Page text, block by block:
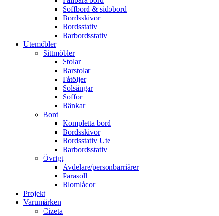
Soffbord & sidobord
Bordsskivor
Bordsstativ
Barbordsstativ
Utemöbler
Sittmöbler
Stolar
Barstolar
Fåtöljer
Solsängar
Soffor
Bänkar
Bord
Kompletta bord
Bordsskivor
Bordsstativ Ute
Barbordsstativ
Övrigt
Avdelare/personbarriärer
Parasoll
Blomlådor
Projekt
Varumärken
Cizeta